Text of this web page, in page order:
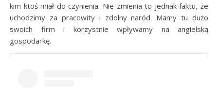
kim ktoś miał do czynienia. Nie zmienia to jednak faktu, że
uchodzimy za pracowity i zdolny naród. Mamy tu dużo
swoich firm i korzystnie wpływamy na angielską
gospodarkę.